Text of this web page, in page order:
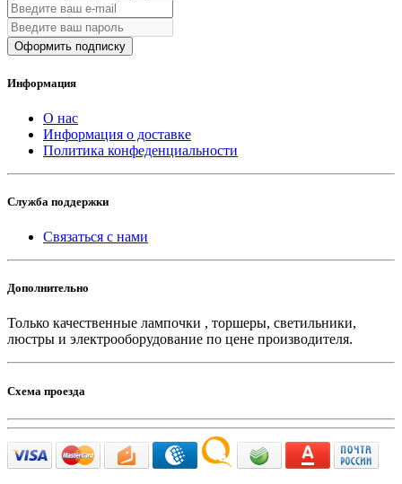
Оформить подписку
Информация
О нас
Информация о доставке
Политика конфеденциальности
Служба поддержки
Связаться с нами
Дополнительно
Только качественные лампочки , торшеры, светильники,
люстры и электрооборудование по цене производителя.
Схема проезда